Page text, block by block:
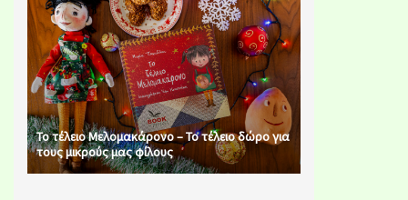
Το τέλειο Μελομακάρονο – Το τέλειο δώρο για
τους μικρούς μας φίλους